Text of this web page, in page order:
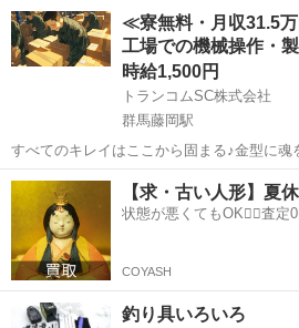
群馬 藤岡市 群馬藤岡駅 その他
≪寮無料・月収31.5
工場での機械操作・
時給1,500円
トランコムSC株式会社
群馬藤岡駅
すべてのキレイはここから固まる♪金型に魂
洗浄スタッフ/未経験大歓迎/高時給/月収30万円以上＞ お
しごと内容〉 重量物なし！！ アルミ製品は
に自信がない方でも安...
群馬 藤岡市 群馬藤岡駅 その他
【求・古い人形】夏
状態が悪くてもOK🙆‍♀️査定
COYASH
釣り具いろいろ